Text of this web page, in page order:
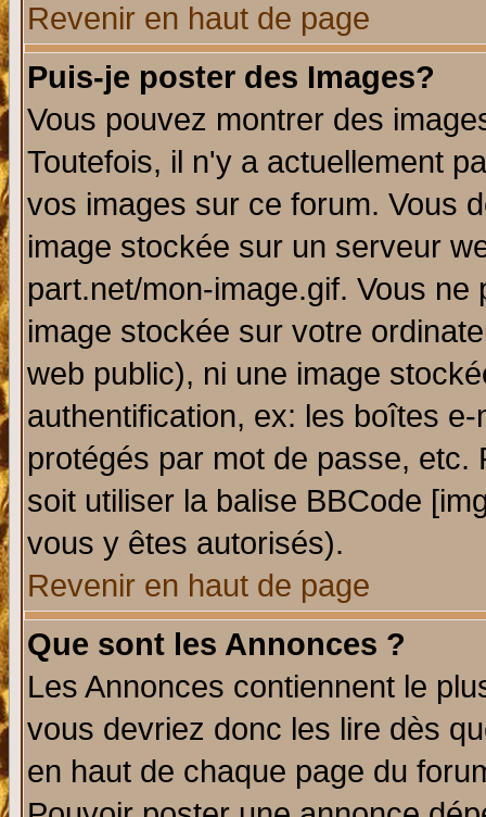
Revenir en haut de page
Puis-je poster des Images?
Vous pouvez montrer des
Toutefois, il n'y a actuellement
vos images sur ce forum. Vous
image stockée sur un serveur
part.net/mon-image.gif. Vous
image stockée sur votre
web public), ni une image
authentification, ex: les boîtes
protégés par mot de passe,
soit utiliser la balise BBCode
vous y êtes autorisés).
Revenir en haut de page
Que sont les Annonces ?
Les Annonces contiennent le
vous devriez donc les lire dès
en haut de chaque page du